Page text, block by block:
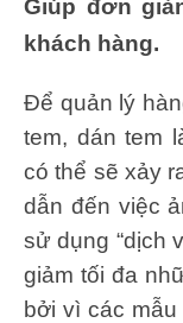
Giúp đơn
khách hàng.
Để quản lý
tem, dán tem
có thể sẽ xảy
dẫn đến việc
sử dụng “dịch
giảm tối đa
bởi vì các